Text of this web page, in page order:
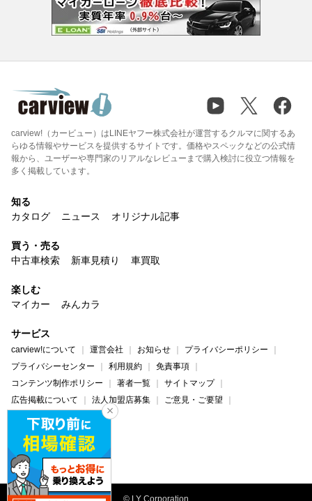
carview!（カービュー）はLINEヤフー株式会社が運営するクルマに関するあ
らゆる情報やサービスを提供するサイトです。価格やスペックなどの公式情
報から、ユーザーや専門家のリアルなレビューまで購入検討に役立つ情報を
多く掲載しています。
知る
カタログ
ニュース オリジナル記事
買う・売る
中古車検索
新車見積り 車買取
楽しむ
マイカー
みんカラ
サービス
carview!について 運営会社 お知らせ
プライバシーポリシー
プライバシーセンター
利用規約
免責事項
コンテンツ制作ポリシー
著者一覧
サイトマップ
広告掲載について
法人加盟店募集
ご意見・ご要望
ヘルプ・お問い合わせ
carview! Yahoo! JAPAN
© LY Corporation